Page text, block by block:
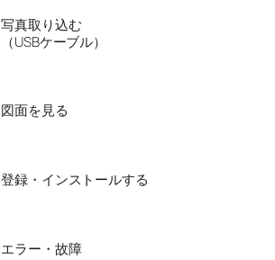
写真取り込む
（USBケーブル）
図面を見る
登録・インストールする
エラー・故障